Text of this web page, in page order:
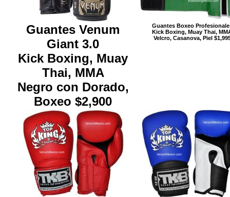
Guantes Venum
Giant 3.0
Kick Boxing, Muay
Thai, MMA
Negro con Dorado,
Boxeo $2,900
Guantes Boxeo
Kick Boxing, Muay Thai,
Velcro, Casanova, Piel